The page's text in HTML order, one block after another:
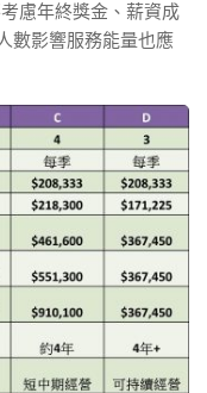
慮年終獎金、薪資成
數影響服務能量也應